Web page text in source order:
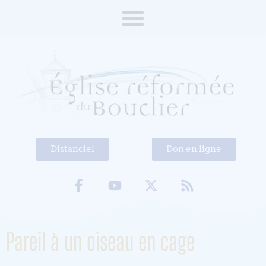
Distanciel Don en ligne
Pareil à un oiseau en cage